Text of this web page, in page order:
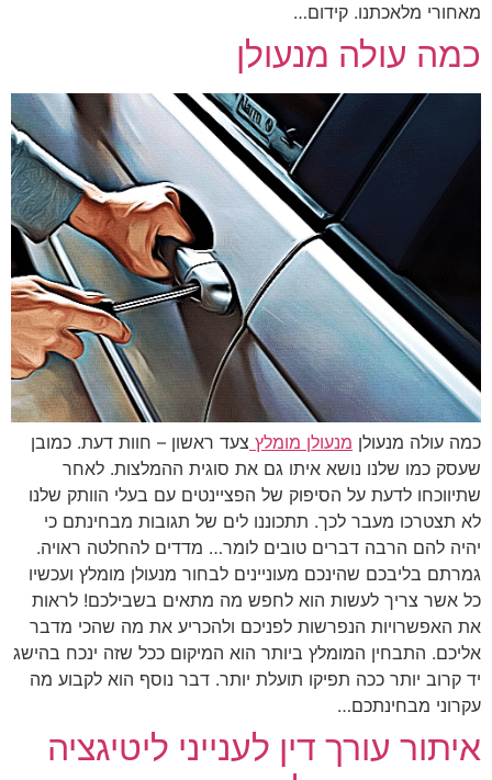
מאחורי מלאכתנו. קידום…
כמה עולה מנעולן
כמה עולה מנעולן מנעולן מומלץ צעד ראשון – חוות דעת. כמובן
שעסק כמו שלנו נושא איתו גם את סוגית ההמלצות. לאחר
שתיווכחו לדעת על הסיפוק של הפציינטים עם בעלי הוותק שלנו
לא תצטרכו מעבר לכך. תתכוננו לים של תגובות מבחינתם כי
יהיה להם הרבה דברים טובים לומר… מדדים להחלטה ראויה.
גמרתם בליבכם שהינכם מעוניינים לבחור מנעולן מומלץ ועכשיו
כל אשר צריך לעשות הוא לחפש מה מתאים בשבילכם! לראות
את האפשרויות הנפרשות לפניכם ולהכריע את מה שהכי מדבר
אליכם. התבחין המומלץ ביותר הוא המיקום ככל שזה ינכח בהישג
יד קרוב יותר ככה תפיקו תועלת יותר. דבר נוסף הוא לקבוע מה
עקרוני מבחינתכם…
איתור עורך דין לענייני ליטיגציה